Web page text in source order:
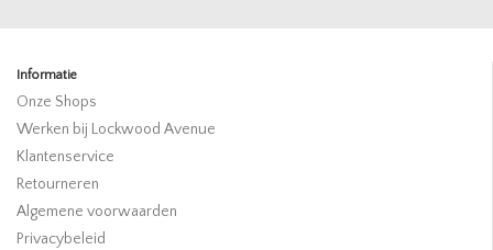
Informatie
Onze Shops
Werken bij Lockwood Avenue
Klantenservice
Retourneren
Algemene voorwaarden
Privacybeleid